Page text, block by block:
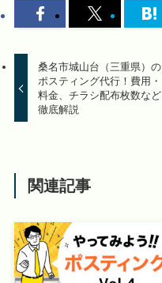
桑名市城山台（三重県）の
ポスティング代行！費用・
料金、チラシ配布枚数など
徹底解説
関連記事